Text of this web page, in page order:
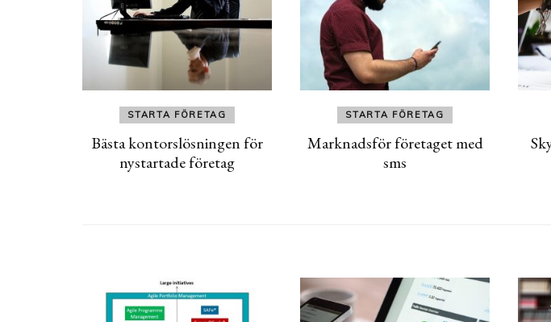
STARTA FÖRETAG
Bästa kontorslösningen för
nystartade företag
STARTA FÖRETAG
Marknadsför företaget med
sms